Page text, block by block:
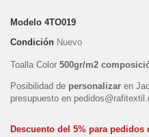
Modelo 4TO019
Condición Nuevo
Toalla Color 500gr/m2
Posibilidad de personalizar en
presupuesto en
Descuento del 5% para pedidos